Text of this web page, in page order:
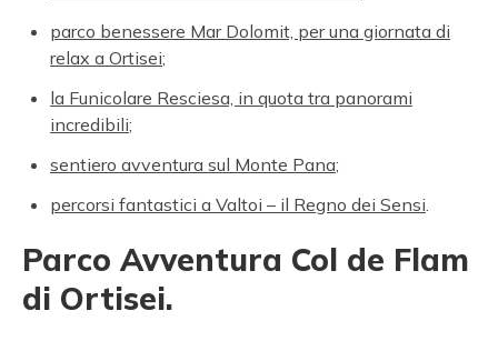
parco benessere Mar Dolomit, per una giornata di
relax a Ortisei;
la Funicolare Resciesa, in quota tra panorami
incredibili;
sentiero avventura sul Monte Pana;
percorsi fantastici a Valtoi – il Regno dei Sensi.
Parco Avventura Col de Flam
di Ortisei.